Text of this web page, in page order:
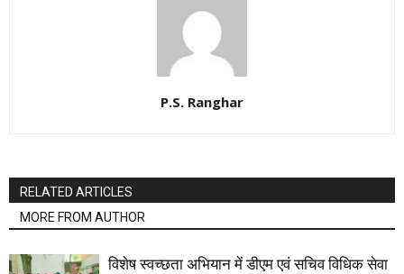
P.S. Ranghar
RELATED ARTICLES
MORE FROM AUTHOR
विशेष स्वच्छता अभियान में डीएम एवं सचिव विधिक सेवा